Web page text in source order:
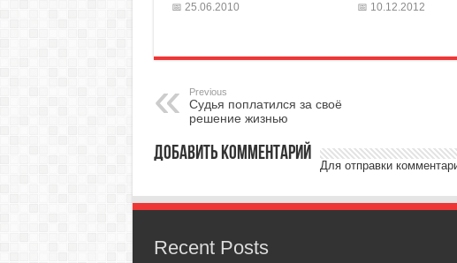
25.06.2010 10.12.2012
Previous
Судья поплатился за своё
решение жизнью
Добавить комментарий
Для отправки
Recent Posts